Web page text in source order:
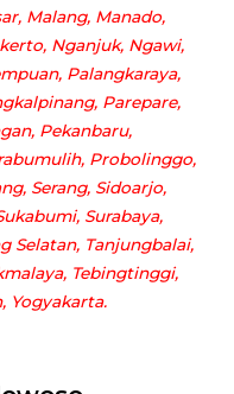
Malang, Manado,
Nganjuk, Ngawi,
Palangkaraya,
Parepare,
Pekanbaru,
Probolinggo,
Serang, Sidoarjo,
Surabaya,
Selatan, Tanjungbalai,
Tebingtinggi,
Yogyakarta.